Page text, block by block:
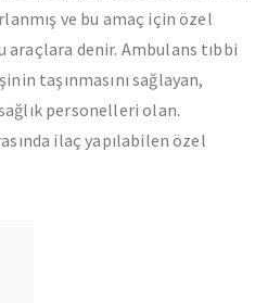
ve bu amaç için özel
denir. Ambulans tıbbi
taşınmasını sağlayan,
personelleri olan.
ilaç yapılabilen özel